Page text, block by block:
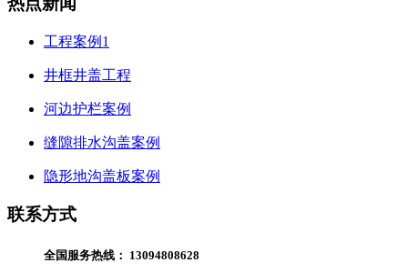
工程案例1
井框井盖工程
河边护栏案例
缝隙排水沟盖案例
隐形地沟盖板案例
联系方式
全国服务热线： 13094808628